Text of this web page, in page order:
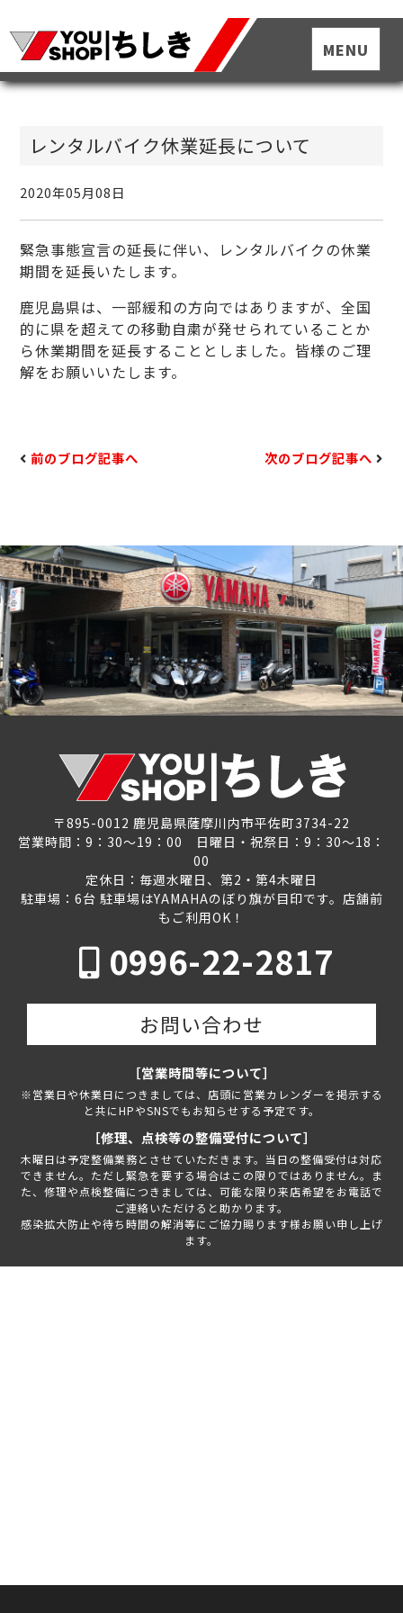
レンタルバイク休業延長について
2020年05月08日
緊急事態宣言の延長に伴い、レンタルバイクの休業
期間を延長いたします。
鹿児島県は、一部緩和の方向ではありますが、全国
的に県を超えての移動自粛が発せられていることか
ら休業期間を延長することとしました。皆様のご理
解をお願いいたします。
前のブログ記事へ 次のブログ記事へ
〒895-0012 鹿児島県薩摩川内市平佐町3734-22
営業時間：9：30～19：00 日曜日・祝祭日：9：30～18：
00
定休日：毎週水曜日、第2・第4木曜日
駐車場：6台 駐車場はYAMAHAのぼり旗が目印です。店舗前
もご利用OK！
0996-22-2817
お問い合わせ
［営業時間等について］
※営業日や休業日につきましては、店頭に営業カレンダーを掲示する
と共にHPやSNSでもお知らせする予定です。
［修理、点検等の整備受付について］
木曜日は予定整備業務とさせていただきます。当日の整備受付は対応
できません。ただし緊急を要する場合はこの限りではありません。ま
た、修理や点検整備につきましては、可能な限り来店希望をお電話で
ご連絡いただけると助かります。
感染拡大防止や待ち時間の解消等にご協力賜ります様お願い申し上げ
ます。